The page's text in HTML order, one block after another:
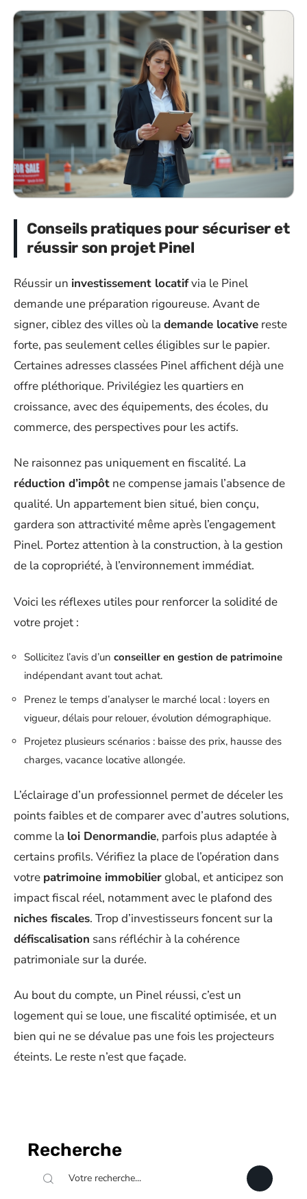
Conseils pratiques pour sécuriser et
réussir son projet Pinel
Réussir un investissement locatifvia le Pinel
demande une préparation rigoureuse. Avant de
signer, ciblez des villes où la demande locative reste
forte, pas seulement celles éligibles sur le papier.
Certaines adresses classées Pinel affichent déjà une
offre pléthorique. Privilégiez les quartiers en
croissance, avec des équipements, des écoles, du
commerce, des perspectives pour les actifs.
Ne raisonnez pas uniquement en fiscalité. La
réduction d’impôt ne compense jamais l’absence de
qualité. Un appartement bien situé, bien conçu,
gardera son attractivité même après l’engagement
Pinel. Portez attention à la construction, à la gestion
de la copropriété, à l’environnement immédiat.
Voici les réflexes utiles pour renforcer la solidité de
votre projet :
Sollicitez l’avis d’un conseiller en gestion de patrimoine
indépendant avant tout achat.
Prenez le temps d’analyser le marché local : loyers en
vigueur, délais pour relouer, évolution démographique.
Projetez plusieurs scénarios : baisse des prix, hausse des
charges, vacance locative allongée.
L’éclairage d’un professionnel permet de déceler les
points faibles et de comparer avec d’autres solutions,
comme la loi Denormandie, parfois plus adaptée à
certains profils. Vérifiez la place de l’opération dans
votre patrimoine immobilierglobal, et anticipez son
impact fiscal réel, notamment avec le plafond des
niches fiscales. Trop d’investisseurs foncent sur la
défiscalisation sans réfléchir à la cohérence
patrimoniale sur la durée.
Au bout du compte, un Pinel réussi, c’est un
logement qui se loue, une fiscalité optimisée, et un
bien qui ne se dévalue pas une fois les projecteurs
éteints. Le reste n’est que façade.
Recherche